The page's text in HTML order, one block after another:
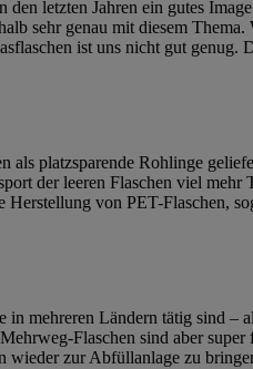
letzten Jahren ein gutes
sehr genau mit diesem
ist uns nicht gut genug.
platzsparende Rohlinge
der leeren Flaschen viel
von PET-Flaschen,
mehreren Ländern tätig sind –
Flaschen sind aber
wieder zur Abfüllanlage zu